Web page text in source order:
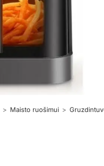
> Maisto ruošimui >